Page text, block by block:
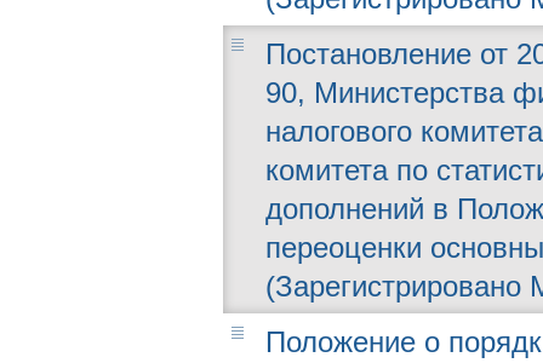
Постановление от
90, Министерства
налогового
комитета по
дополнений в
переоценки
Положение о